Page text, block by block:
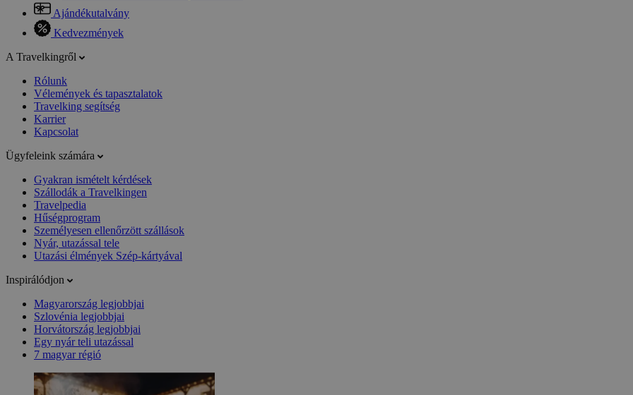
Ajándékutalvány
Kedvezmények
A Travelkingről
Rólunk
Vélemények és tapasztalatok
Travelking segítség
Karrier
Kapcsolat
Ügyfeleink számára
Gyakran ismételt kérdések
Szállodák a Travelkingen
Travelpedia
Hűségprogram
Személyesen ellenőrzött szállások
Nyár, utazással tele
Utazási élmények Szép-kártyával
Inspirálódjon
Magyarország legjobbjai
Szlovénia legjobbjai
Horvátország legjobbjai
Egy nyár teli utazással
7 magyar régió